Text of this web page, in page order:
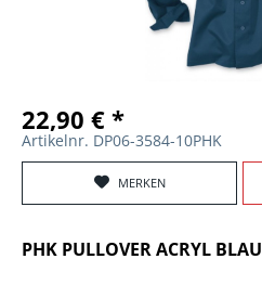
22,90 € *
Artikelnr. DP06-3584-10PHK
MERKEN
PHK PULLOVER ACRYL BLAU